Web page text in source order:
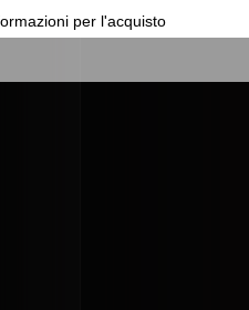
per l'acquisto